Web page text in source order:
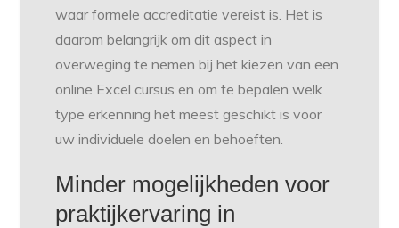
waar formele accreditatie vereist is. Het is
daarom belangrijk om dit aspect in
overweging te nemen bij het kiezen van een
online Excel cursus en om te bepalen welk
type erkenning het meest geschikt is voor
uw individuele doelen en behoeften.
Minder mogelijkheden voor
praktijkervaring in